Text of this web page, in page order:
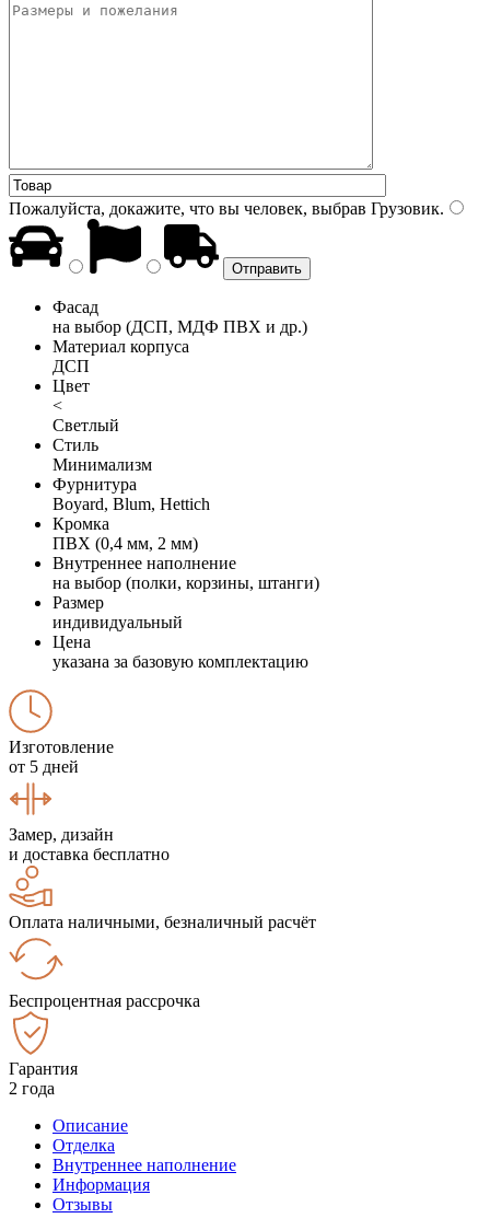
Пожалуйста, докажите, что вы человек, выбрав Грузовик.
Фасад
на выбор (ДСП, МДФ ПВХ и др.)
Материал корпуса
ДСП
Цвет
<
Светлый
Стиль
Минимализм
Фурнитура
Boyard, Blum, Hettich
Кромка
ПВХ (0,4 мм, 2 мм)
Внутреннее наполнение
на выбор (полки, корзины, штанги)
Размер
индивидуальный
Цена
указана за базовую комплектацию
Изготовление
от 5 дней
Замер, дизайн
и доставка бесплатно
Оплата наличными, безналичный расчёт
Беспроцентная рассрочка
Гарантия
2 года
Описание
Отделка
Внутреннее наполнение
Информация
Отзывы